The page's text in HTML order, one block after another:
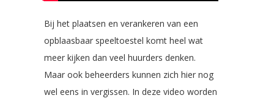
Bij het plaatsen en verankeren van een
opblaasbaar speeltoestel komt heel wat
meer kijken dan veel huurders denken.
Maar ook beheerders kunnen zich hier nog
wel eens in vergissen. In deze video worden